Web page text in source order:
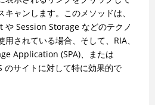
キャンします。このメソッドは、
や Session Storage などのテクノ
用されている場合、そして、RIA、
Application (SPA)、または
のサイトに対して特に効果的で